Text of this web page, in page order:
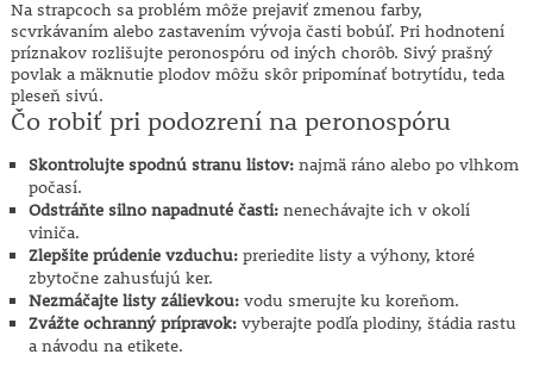
Na strapcoch sa problém môže prejaviť zmenou farby,
scvrkávaním alebo zastavením vývoja časti bobúľ. Pri hodnotení
príznakov rozlišujte peronospóru od iných chorôb. Sivý prašný
povlak a mäknutie plodov môžu skôr pripomínať botrytídu, teda
pleseň sivú.
Čo robiť pri podozrení na peronospóru
Skontrolujte spodnú stranu listov:najmä ráno alebo po vlhkom
počasí.
Odstráňte silno napadnuté časti:nenechávajte ich v okolí
viniča.
Zlepšite prúdenie vzduchu:preriedite listy a výhony, ktoré
zbytočne zahusťujú ker.
Nezmáčajte listy zálievkou:vodu smerujte ku koreňom.
Zvážte ochranný prípravok:vyberajte podľa plodiny, štádia rastu
a návodu na etikete.